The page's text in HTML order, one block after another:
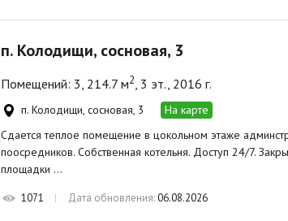
п. Колодищи, сосновая, 3
Помещений: 3, 214.7 м2, 3 эт., 2016 г.
п. Колодищи, сосновая, 3
На карте
Сдается теплое помещение в цокольном этаже
поосредников. Собственная котельня. Доступ 24/7.
площадки …
1071 Дата обновления:06.08.2026